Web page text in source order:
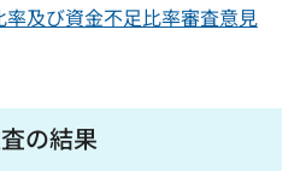
及び資金不足比率審査意見
の結果